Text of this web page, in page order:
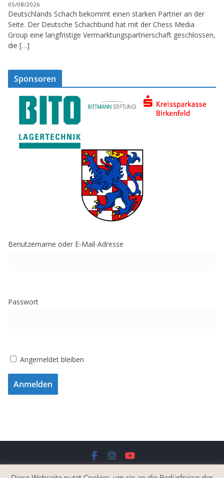
05/08/2026
Deutschlands Schach bekommt einen starken Partner an der
Seite. Der Deutsche Schachbund hat mit der Chess Media
Group eine langfristige Vermarktungspartnerschaft geschlossen,
die […]
Sponsoren
Benutzername oder E-Mail-Adresse
Passwort
Angemeldet bleiben
Copyright © 2026Schachfreunde Birkenfeld e.V.. Alle Rechte